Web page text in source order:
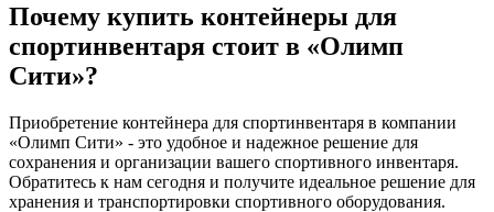
Почему купить контейнеры для
спортинвентаря стоит в «Олимп
Сити»?
Приобретение контейнера для спортинвентаря в компании
«Олимп Сити» - это удобное и надежное решение для
сохранения и организации вашего спортивного инвентаря.
Обратитесь к нам сегодня и получите идеальное решение для
хранения и транспортировки спортивного оборудования.